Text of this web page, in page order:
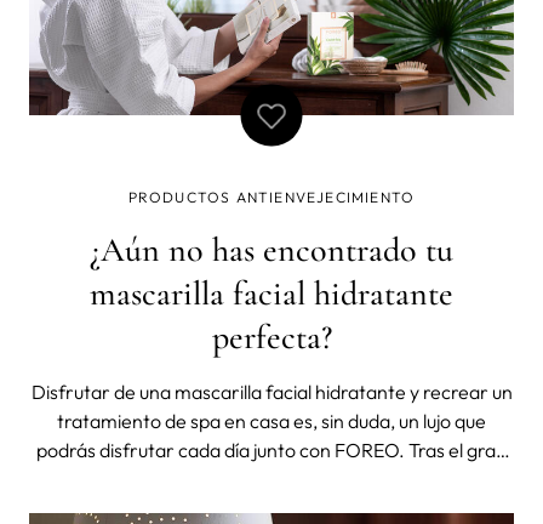
PRODUCTOS ANTIENVEJECIMIENTO
¿Aún no has encontrado tu
mascarilla facial hidratante
perfecta?
Disfrutar de una mascarilla facial hidratante y recrear un
tratamiento de spa en casa es, sin duda, un lujo que
podrás disfrutar cada día junto con FOREO. Tras el gran
FOREO, la empresa líder en tecnobelleza creó las Farm